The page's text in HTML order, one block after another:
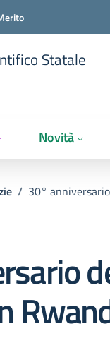
Slim top
Statale
Novità
/ 30°